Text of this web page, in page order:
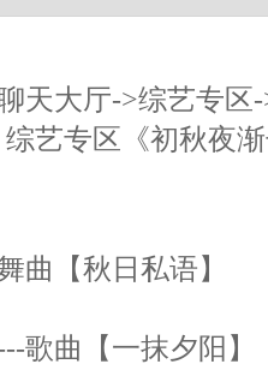
天大厅->综艺专
艺专区《初秋夜
曲【秋日私语】
歌曲【一抹夕阳】